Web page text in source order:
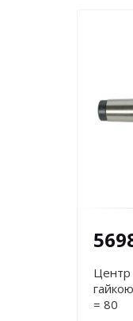
Центр
= 80